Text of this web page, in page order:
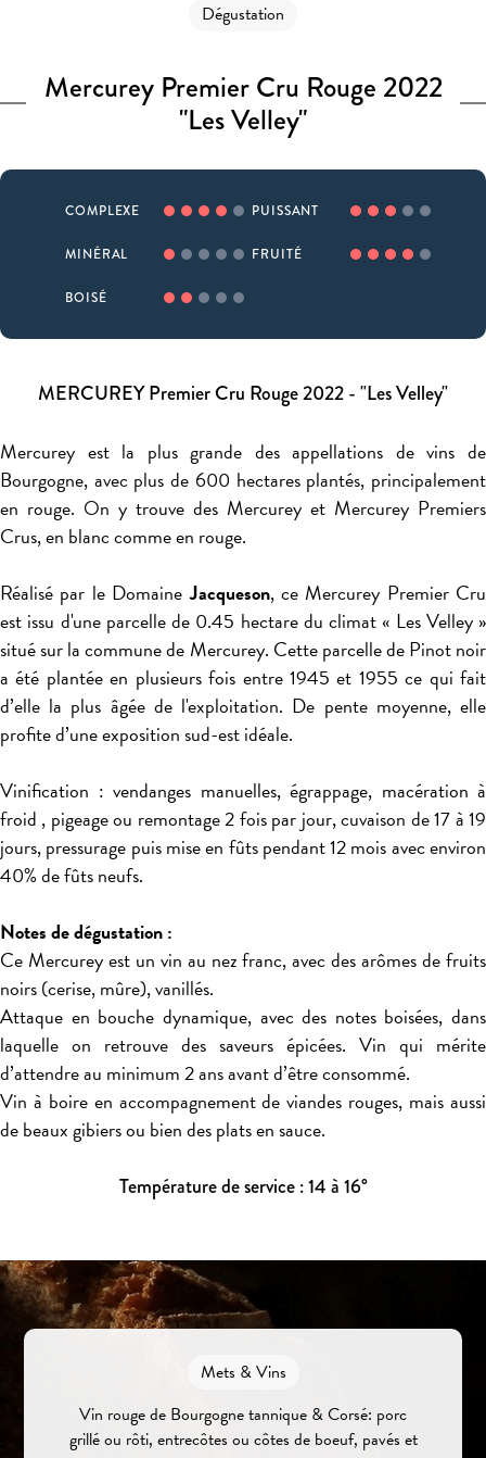
Dégustation
Mercurey Premier Cru Rouge 2022
"Les Velley"
COMPLEXE PUISSANT
MINÉRAL FRUITÉ
BOISÉ
MERCUREY Premier Cru Rouge 2022 - "Les Velley"
Mercurey est la plus grande des appellations de vins de
Bourgogne, avec plus de 600 hectares plantés, principalement
en rouge. On y trouve des Mercurey et Mercurey Premiers
Crus, en blanc comme en rouge.
Réalisé par le DomaineJacqueson, ce Mercurey Premier Cru
est issu d'une parcelle de 0.45 hectare du climat « Les Velley »
situé sur la commune de Mercurey. Cette parcelle de Pinot noir
a été plantée en plusieurs fois entre 1945 et 1955 ce qui fait
d’elle la plus âgée de l'exploitation. De pente moyenne, elle
profite d’une exposition sud-est idéale.
Vinification : vendanges manuelles, égrappage, macération à
froid , pigeage ou remontage 2 fois par jour, cuvaison de 17 à 19
jours, pressurage puis mise en fûts pendant 12 mois avec environ
40% de fûts neufs.
Notes de dégustation :
Ce Mercurey est un vin au nez franc, avec des arômes de fruits
noirs (cerise, mûre), vanillés.
Attaque en bouche dynamique, avec des notes boisées, dans
laquelle on retrouve des saveurs épicées. Vin qui mérite
d’attendre au minimum 2 ans avant d’être consommé.
Vin à boire en accompagnement de viandes rouges, mais aussi
de beaux gibiers ou bien des plats en sauce.
Température de service : 14 à 16°
Mets & Vins
Vin rouge de Bourgogne tannique & Corsé: porc
grillé ou rôti, entrecôtes ou côtes de boeuf, pavés et